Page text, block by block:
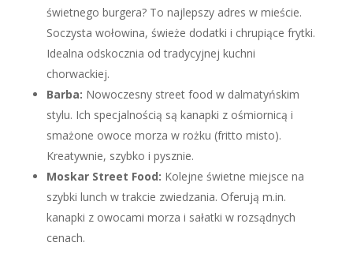
świetnego burgera? To najlepszy adres w mieście.
Soczysta wołowina, świeże dodatki i chrupiące frytki.
Idealna odskocznia od tradycyjnej kuchni
chorwackiej.
Barba: Nowoczesny street food w dalmatyńskim
stylu. Ich specjalnością są kanapki z ośmiornicą i
smażone owoce morza w rożku (fritto misto).
Kreatywnie, szybko i pysznie.
Moskar Street Food: Kolejne świetne miejsce na
szybki lunch w trakcie zwiedzania. Oferują m.in.
kanapki z owocami morza i sałatki w rozsądnych
cenach.